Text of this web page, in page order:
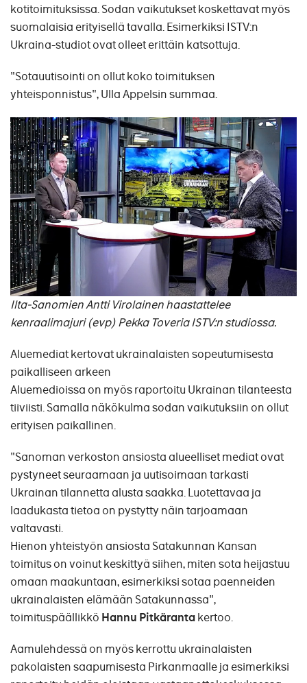
kotitoimituksissa. Sodan vaikutukset koskettavat myös
suomalaisia erityisellä tavalla. Esimerkiksi ISTV:n
Ukraina-studiot ovat olleet erittäin katsottuja.
"Sotauutisointi on ollut koko toimituksen
yhteisponnistus", Ulla Appelsin summaa.
Ilta-Sanomien Antti Virolainen haastattelee
kenraalimajuri (evp) Pekka Toveria ISTV:n studiossa.
Aluemediat kertovat ukrainalaisten sopeutumisesta
paikalliseen arkeen
Aluemedioissa on myös raportoitu Ukrainan tilanteesta
tiiviisti. Samalla näkökulma sodan vaikutuksiin on ollut
erityisen paikallinen.
"Sanoman verkoston ansiosta alueelliset mediat ovat
pystyneet seuraamaan ja uutisoimaan tarkasti
Ukrainan tilannetta alusta saakka. Luotettavaa ja
laadukasta tietoa on pystytty näin tarjoamaan
valtavasti.
Hienon yhteistyön ansiosta Satakunnan Kansan
toimitus on voinut keskittyä siihen, miten sota heijastuu
omaan maakuntaan, esimerkiksi sotaa paenneiden
ukrainalaisten elämään Satakunnassa",
toimituspäällikkö Hannu Pitkärantakertoo.
Aamulehdessä on myös kerrottu ukrainalaisten
pakolaisten saapumisesta Pirkanmaalle ja esimerkiksi